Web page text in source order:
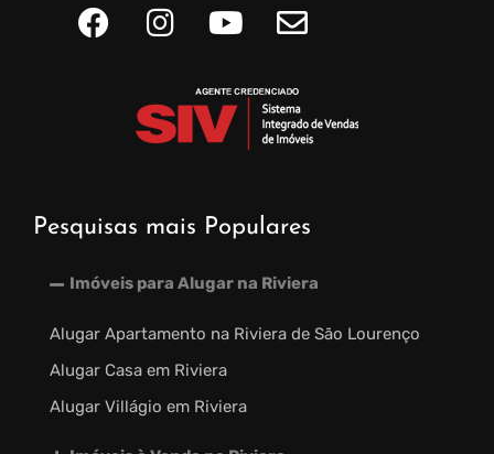
Pesquisas mais Populares
Imóveis para Alugar na Riviera
Alugar Apartamento na Riviera de São Lourenço
Alugar Casa em Riviera
Alugar Villágio em Riviera